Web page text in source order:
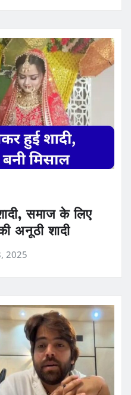
समाज के लिए
अनूठी शादी
2025